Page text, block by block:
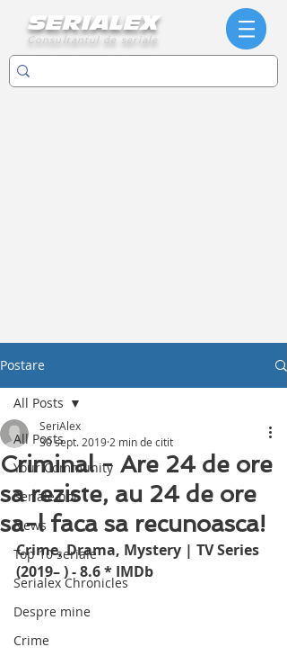
SERIALEX
Consultantul de seriale
Postare
All Posts
Your Community
Seriale noi
News
Top 10 seriale
Serialex Chronicles
Despre mine
Crime
All Posts
Criminal - Are 24 de ore
sa reziste, au 24 de ore
sa-l faca sa recunoasca!
SeriAlex
30 sept. 2019 2 min de citit
Crime, Drama, Mystery | TV Series
(2019– ) - 8.6 * IMDb